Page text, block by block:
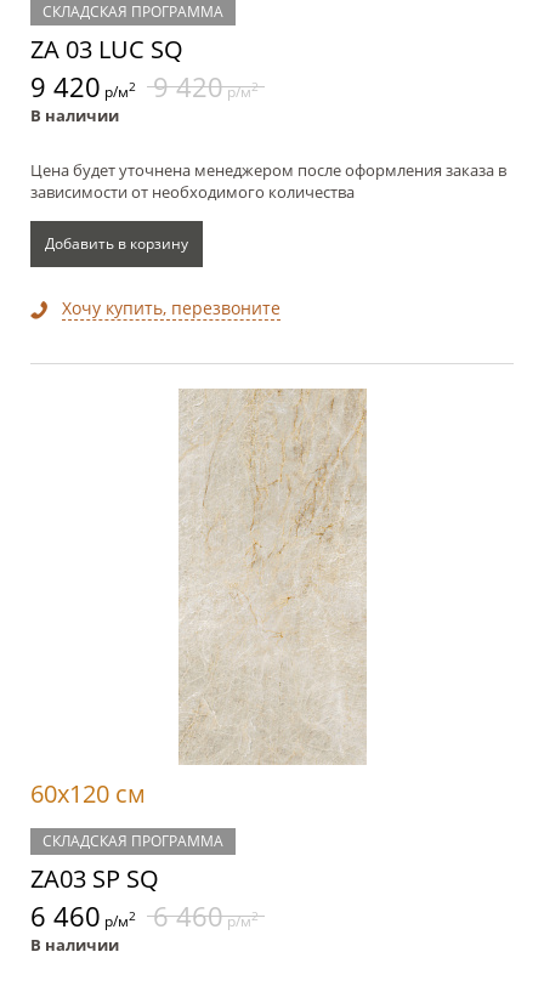
СКЛАДСКАЯ ПРОГРАММА
ZA 03 LUC SQ
9 420 р/м2 9 420р/м2
В наличии
Цена будет уточнена менеджером после оформления заказа в
зависимости от необходимого количества
Добавить в корзину
Хочу купить, перезвоните
60x120 см
СКЛАДСКАЯ ПРОГРАММА
ZA03 SP SQ
6 460 р/м2 6 460р/м2
В наличии